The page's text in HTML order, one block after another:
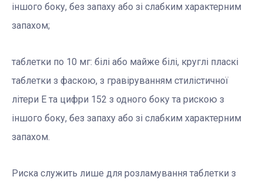
іншого боку, без запаху або зі слабким характерним
запахом;
таблетки по 10 мг: білі або майже білі, круглі пласкі
таблетки з фаскою, з гравіруванням стилістичної
літери Е та цифри 152 з одного боку та рискою з
іншого боку, без запаху або зі слабким характерним
запахом.
Риска служить лише для розламування таблетки з